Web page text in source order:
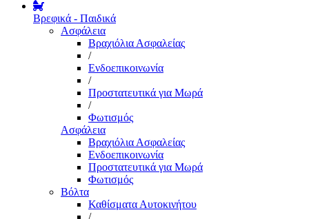
Βρεφικά - Παιδικά
Ασφάλεια
Βραχιόλια Ασφαλείας
/
Ενδοεπικοινωνία
/
Προστατευτικά για Μωρά
/
Φωτισμός
Ασφάλεια
Βραχιόλια Ασφαλείας
Ενδοεπικοινωνία
Προστατευτικά για Μωρά
Φωτισμός
Βόλτα
Καθίσματα Αυτοκινήτου
/